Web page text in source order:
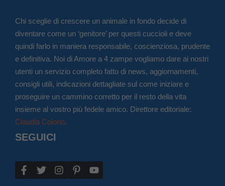
Chi sceglie di crescere un animale in fondo decide di
diventare come un ‘genitore’ per questi cuccioli e deve
quindi farlo in maniera responsabile, coscienziosa, prudente
e definitiva. Noi di Amore a 4 zampe vogliamo dare ai nostri
utenti un servizio completo fatto di news, aggiornamenti,
consigli utili, indicazioni dettagliate sul come iniziare e
proseguire un cammino corretto per il resto della vita
insieme al vostro più fedele amico. Direttore editoriale:
Claudia Colono.
SEGUICI